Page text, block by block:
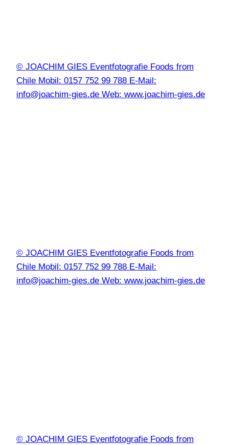
© JOACHIM GIES Eventfotografie Foods from
Chile Mobil: 0157 752 99 788 E-Mail:
info@joachim-gies.de Web: www.joachim-gies.de
© JOACHIM GIES Eventfotografie Foods from
Chile Mobil: 0157 752 99 788 E-Mail:
info@joachim-gies.de Web: www.joachim-gies.de
© JOACHIM GIES Eventfotografie Foods from